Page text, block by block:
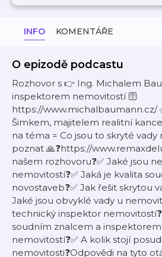
INFO KOMENTÁŘE
O epizodě podcastu
Rozhovor s 👉 Ing. Michalem
inspektorem nemovitostí 🛜
https://www.michalbaumann.cz/
Šimkem, majitelem realitní
na téma = Co jsou to skryté vady
poznat 🙏❓https://
našem rozhovoru❓✅ Jaké jsou
nemovitostí❓✅ Jaká je kvalita
novostaveb❓✅ Jak řešit skrytou
Jaké jsou obvyklé vady u
technický inspektor
soudním znalcem a
nemovitostí❓✅ A kolik stojí
nemovitosti❓Odpovědi na tyto